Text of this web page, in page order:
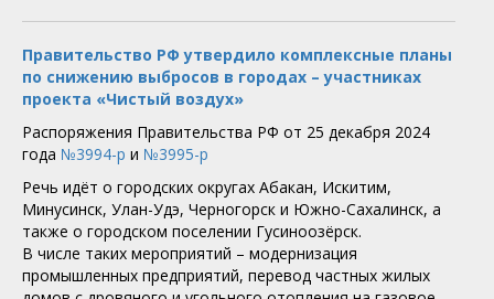
Правительство РФ утвердило комплексные планы
по снижению выбросов в городах – участниках
проекта «Чистый воздух»
Распоряжения Правительства РФ от 25 декабря 2024
года №3994-р и №3995-р
Речь идёт о городских округах Абакан, Искитим,
Минусинск, Улан-Удэ, Черногорск и Южно-Сахалинск, а
также о городском поселении Гусиноозёрск.
В числе таких мероприятий – модернизация
промышленных предприятий, перевод частных жилых